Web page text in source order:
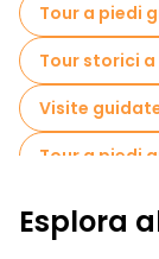
Tour a piedi
Tour storici
Visite
Tour a piedi
Esplora